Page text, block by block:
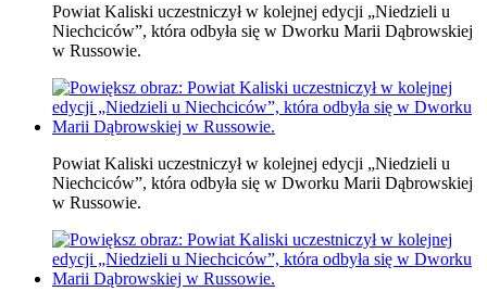
Powiat Kaliski uczestniczył w kolejnej edycji „Niedzieli u
Niechciców”, która odbyła się w Dworku Marii Dąbrowskiej
w Russowie.
Powiat Kaliski uczestniczył w kolejnej edycji „Niedzieli u
Niechciców”, która odbyła się w Dworku Marii Dąbrowskiej
w Russowie.